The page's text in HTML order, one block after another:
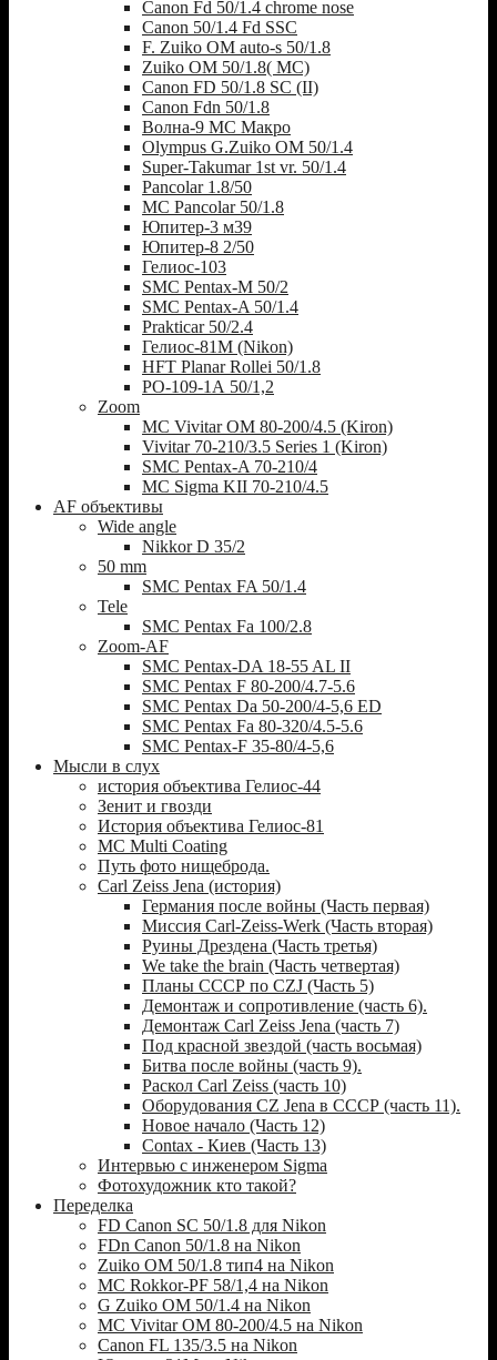
Canon Fd 50/1.4 chrome nose
Canon 50/1.4 Fd SSC
F. Zuiko OM auto-s 50/1.8
Zuiko OM 50/1.8( MC)
Canon FD 50/1.8 SC (II)
Canon Fdn 50/1.8
Волна-9 МС Макро
Olympus G.Zuiko OM 50/1.4
Super-Takumar 1st vr. 50/1.4
Pancolar 1.8/50
MC Pancolar 50/1.8
Юпитер-3 м39
Юпитер-8 2/50
Гелиос-103
SMC Pentax-M 50/2
SMC Pentax-A 50/1.4
Prakticar 50/2.4
Гелиос-81М (Nikon)
HFT Planar Rollei 50/1.8
РО-109-1А 50/1,2
Zoom
MC Vivitar OM 80-200/4.5 (Kiron)
Vivitar 70-210/3.5 Series 1 (Kiron)
SMC Pentax-A 70-210/4
MC Sigma KII 70-210/4.5
AF объективы
Wide angle
Nikkor D 35/2
50 mm
SMC Pentax FA 50/1.4
Tele
SMC Pentax Fa 100/2.8
Zoom-AF
SMC Pentax-DA 18-55 AL II
SMC Pentax F 80-200/4.7-5.6
SMC Pentax Da 50-200/4-5,6 ED
SMC Pentax Fa 80-320/4.5-5.6
SMC Pentax-F 35-80/4-5,6
Мысли в слух
история объектива Гелиос-44
Зенит и гвозди
История объектива Гелиос-81
MC Multi Coating
Путь фото нищеброда.
Carl Zeiss Jena (история)
Германия после войны (Часть первая)
Миссия Carl-Zeiss-Werk (Часть вторая)
Руины Дрездена (Часть третья)
We take the brain (Часть четвертая)
Планы СССР по CZJ (Часть 5)
Демонтаж и сопротивление (часть 6).
Демонтаж Carl Zeiss Jena (часть 7)
Под красной звездой (часть восьмая)
Битва после войны (часть 9).
Раскол Carl Zeiss (часть 10)
Оборудования CZ Jena в СССР (часть 11).
Новое начало (Часть 12)
Contax - Киев (Часть 13)
Интервью с инженером Sigma
Фотохудожник кто такой?
Переделка
FD Canon SC 50/1.8 для Nikon
FDn Canon 50/1.8 на Nikon
Zuiko OM 50/1.8 тип4 на Nikon
MC Rokkor-PF 58/1,4 на Nikon
G Zuiko OM 50/1.4 на Nikon
MC Vivitar OM 80-200/4.5 на Nikon
Canon FL 135/3.5 на Nikon